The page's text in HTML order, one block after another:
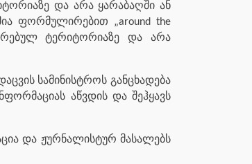
და არა ყარაბაღში ან
ფორმულირებით „around the
ტერიტორიაზე და არა
სამინისტროს განცხადება
აწვდის და შეჰყავს
და ჟურნალისტურ მასალებს